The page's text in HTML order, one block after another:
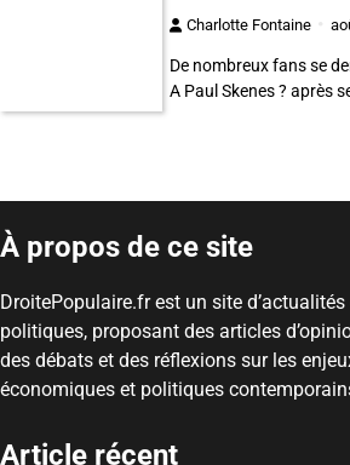
Charlotte Fontaine
De nombreux fans se
A Paul Skenes ? après
À propos de ce site
DroitePopulaire.fr est un site d’actualités
politiques, proposant des articles
des débats et des réflexions sur les
économiques et politiques
Article récent